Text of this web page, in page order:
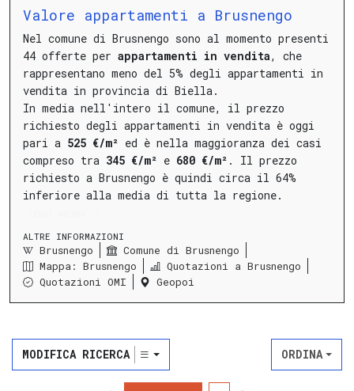
Valore appartamenti a Brusnengo
Nel comune di Brusnengo sono al momento presenti
44 offerte per appartamenti in vendita, che
rappresentano meno del 5% degli appartamenti in
vendita in provincia di Biella.
In media nell'intero il comune, il prezzo
richiesto degli appartamenti in vendita è oggi
pari a 525 €/m² ed è nella maggioranza dei casi
compreso tra 345 €/m² e 680 €/m² . Il prezzo
richiesto a Brusnengo è quindi circa il 64%
inferiore alla media di tutta la regione.
ALTRE INFORMAZIONI
Brusnengo
Comune di Brusnengo
Mappa: Brusnengo
Quotazioni a Brusnengo
Quotazioni OMI
Geopoi
MODIFICA RICERCA ORDINA